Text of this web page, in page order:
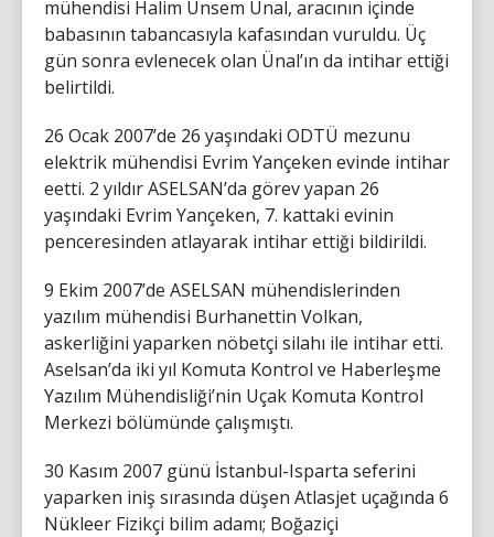
mühendisi Halim Ünsem Ünal, aracının içinde
babasının tabancasıyla kafasından vuruldu. Üç
gün sonra evlenecek olan Ünal’ın da intihar ettiği
belirtildi.
26 Ocak 2007’de 26 yaşındaki ODTÜ mezunu
elektrik mühendisi Evrim Yançeken evinde intihar
eetti. 2 yıldır ASELSAN’da görev yapan 26
yaşındaki Evrim Yançeken, 7. kattaki evinin
penceresinden atlayarak intihar ettiği bildirildi.
9 Ekim 2007’de ASELSAN mühendislerinden
yazılım mühendisi Burhanettin Volkan,
askerliğini yaparken nöbetçi silahı ile intihar etti.
Aselsan’da iki yıl Komuta Kontrol ve Haberleşme
Yazılım Mühendisliği’nin Uçak Komuta Kontrol
Merkezi bölümünde çalışmıştı.
30 Kasım 2007 günü İstanbul-Isparta seferini
yaparken iniş sırasında düşen Atlasjet uçağında 6
Nükleer Fizikçi bilim adamı; Boğaziçi